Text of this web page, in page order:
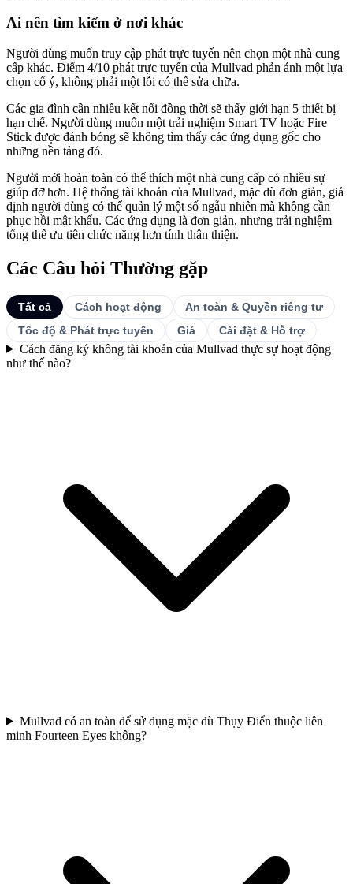
Ai nên tìm kiếm ở nơi khác
Người dùng muốn truy cập phát trực tuyến nên chọn một nhà cung
cấp khác. Điểm 4/10 phát trực tuyến của Mullvad phản ánh một lựa
chọn cố ý, không phải một lỗi có thể sửa chữa.
Các gia đình cần nhiều kết nối đồng thời sẽ thấy giới hạn 5 thiết bị
hạn chế. Người dùng muốn một trải nghiệm Smart TV hoặc Fire
Stick được đánh bóng sẽ không tìm thấy các ứng dụng gốc cho
những nền tảng đó.
Người mới hoàn toàn có thể thích một nhà cung cấp có nhiều sự
giúp đỡ hơn. Hệ thống tài khoản của Mullvad, mặc dù đơn giản, giả
định người dùng có thể quản lý một số ngẫu nhiên mà không cần
phục hồi mật khẩu. Các ứng dụng là đơn giản, nhưng trải nghiệm
tổng thể ưu tiên chức năng hơn tính thân thiện.
Các Câu hỏi Thường gặp
Tất cả Cách hoạt động
An toàn & Quyền riêng tư
Tốc độ & Phát trực tuyến
Giá Cài đặt & Hỗ trợ
Cách đăng ký không tài khoản của Mullvad thực sự hoạt động
như thế nào?
Mullvad có an toàn để sử dụng mặc dù Thụy Điển thuộc liên
minh Fourteen Eyes không?